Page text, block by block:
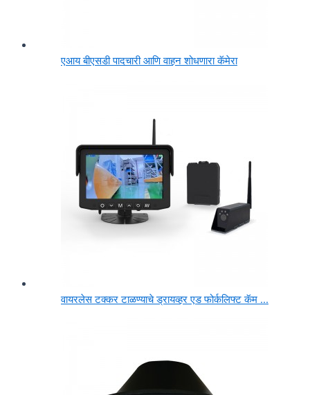
एआय बीएसडी पादचारी आणि वाहन शोधणारा कॅमेरा
वायरलेस टक्कर टाळण्याचे ड्रायव्हर एड फोर्कलिफ्ट कॅम ...